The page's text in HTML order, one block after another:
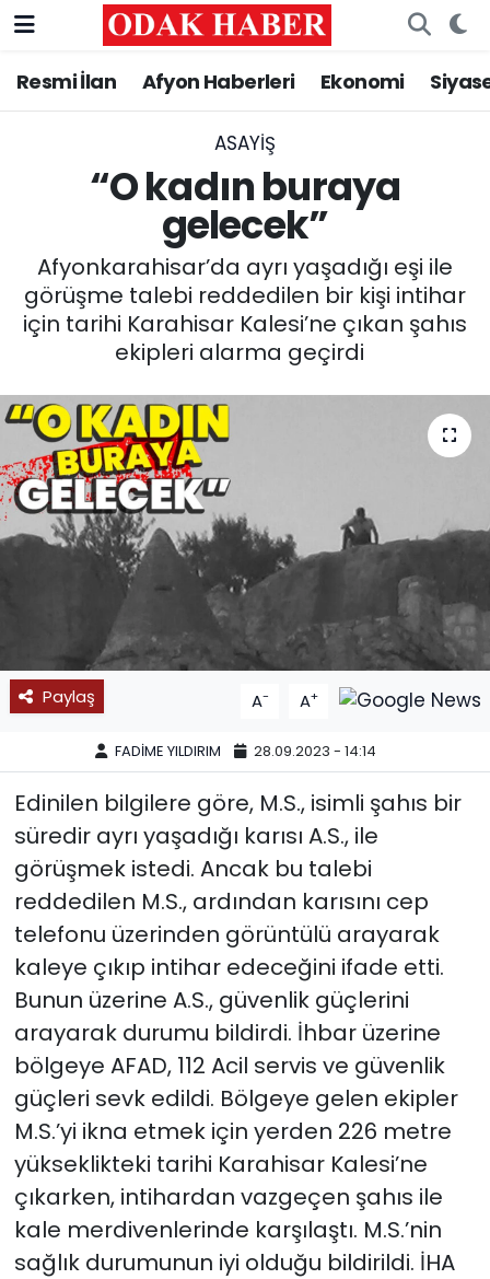
Resmi İlan Afyon Haberleri Ekonomi
ASAYİŞ
“O kadın buraya
gelecek”
Afyonkarahisar’da ayrı yaşadığı eşi ile
görüşme talebi reddedilen bir kişi intihar
için tarihi Karahisar Kalesi’ne çıkan şahıs
ekipleri alarma geçirdi
Paylaş A- A+
FADİME YILDIRIM 28.09.2023 - 14:14
Edinilen bilgilere göre, M.S., isimli şahıs bir
süredir ayrı yaşadığı karısı A.S., ile
görüşmek istedi. Ancak bu talebi
reddedilen M.S., ardından karısını cep
telefonu üzerinden görüntülü arayarak
kaleye çıkıp intihar edeceğini ifade etti.
Bunun üzerine A.S., güvenlik güçlerini
arayarak durumu bildirdi. İhbar üzerine
bölgeye AFAD, 112 Acil servis ve güvenlik
güçleri sevk edildi. Bölgeye gelen ekipler
M.S.’yi ikna etmek için yerden 226 metre
yükseklikteki tarihi Karahisar Kalesi’ne
çıkarken, intihardan vazgeçen şahıs ile
kale merdivenlerinde karşılaştı. M.S.’nin
sağlık durumunun iyi olduğu bildirildi. İHA
AFYONKARAHİSAR HABERLERİ
ASAYİŞ
SİYASET
EĞİTİM
MAGAZİN
SAĞLIK
SPOR
11:11 MANŞET
Nöbetçi Eczaneler
Trafik Durumu
Süper Lig Puan Durumu ve Fikstür
Tüm Manşetler
Son Dakika Haberleri
Haber Arşivi